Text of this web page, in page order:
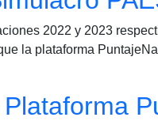
2022 y 2023
la plataforma